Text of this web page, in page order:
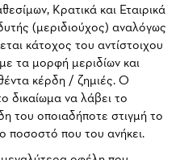
Κρατικά και Εταιρικά
(μεριδιούχος) αναλόγως
κάτοχος του αντίστοιχου
τα μορφή μεριδίων και
κέρδη / ζημιές. Ο
δικαίωμα να λάβει το
του οποιαδήποτε στιγμή το
ποσοστό που του ανήκει.